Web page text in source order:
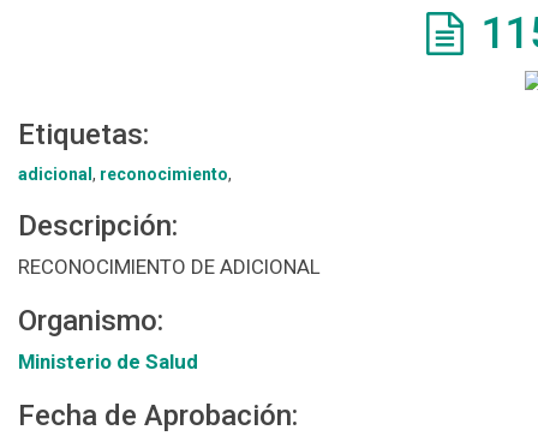
Etiquetas:
adicional , reconocimiento,
Descripción:
RECONOCIMIENTO DE ADICIONAL
Organismo:
Ministerio de Salud
Fecha de Aprobación: